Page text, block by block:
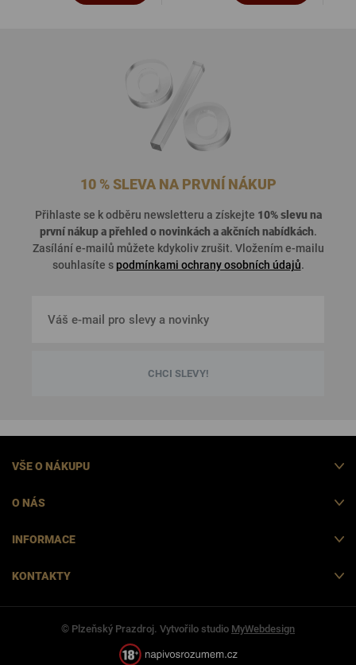
10 % SLEVA NA PRVNÍ NÁKUP
Přihlaste se k odběru newsletteru a získejte 10% slevu na
první nákup a přehled o novinkách a akčních nabídkách.
Zasílání e-mailů můžete kdykoliv zrušit. Vložením e-mailu
souhlasíte s podmínkami ochrany osobních údajů.
CHCI SLEVY!
VŠE O NÁKUPU
O NÁS
INFORMACE
KONTAKTY
© Plzeňský Prazdroj. Vytvořilo studio MyWebdesign